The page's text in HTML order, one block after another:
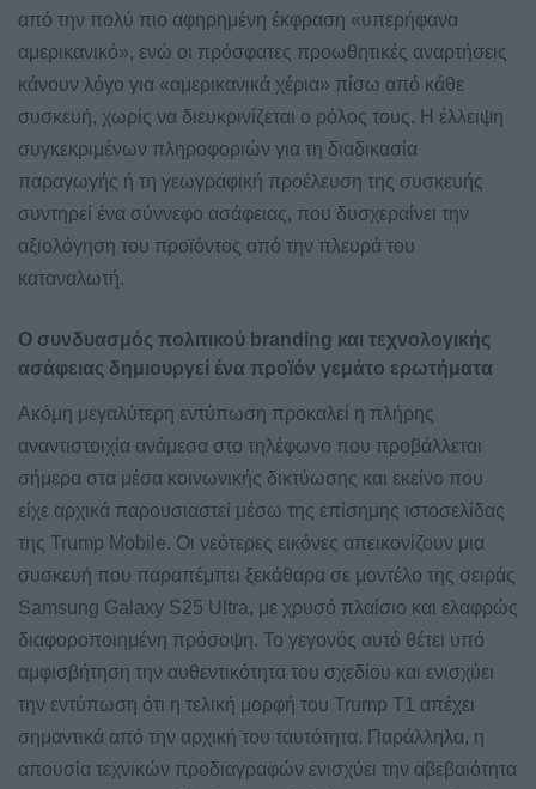
από την πολύ πιο αφηρημένη έκφραση «υπερήφανα
αμερικανικό», ενώ οι πρόσφατες προωθητικές αναρτήσεις
κάνουν λόγο για «αμερικανικά χέρια» πίσω από κάθε
συσκευή, χωρίς να διευκρινίζεται ο ρόλος τους. Η έλλειψη
συγκεκριμένων πληροφοριών για τη διαδικασία
παραγωγής ή τη γεωγραφική προέλευση της συσκευής
συντηρεί ένα σύννεφο ασάφειας, που δυσχεραίνει την
αξιολόγηση του προϊόντος από την πλευρά του
καταναλωτή.
Ο συνδυασμός πολιτικού branding και τεχνολογικής
ασάφειας δημιουργεί ένα προϊόν γεμάτο ερωτήματα
Ακόμη μεγαλύτερη εντύπωση προκαλεί η πλήρης
αναντιστοιχία ανάμεσα στο τηλέφωνο που προβάλλεται
σήμερα στα μέσα κοινωνικής δικτύωσης και εκείνο που
είχε αρχικά παρουσιαστεί μέσω της επίσημης ιστοσελίδας
της Trump Mobile. Οι νεότερες εικόνες απεικονίζουν μια
συσκευή που παραπέμπει ξεκάθαρα σε μοντέλο της σειράς
Samsung Galaxy S25 Ultra, με χρυσό πλαίσιο και ελαφρώς
διαφοροποιημένη πρόσοψη. Το γεγονός αυτό θέτει υπό
αμφισβήτηση την αυθεντικότητα του σχεδίου και ενισχύει
την εντύπωση ότι η τελική μορφή του Trump T1 απέχει
σημαντικά από την αρχική του ταυτότητα. Παράλληλα, η
απουσία τεχνικών προδιαγραφών ενισχύει την αβεβαιότητα